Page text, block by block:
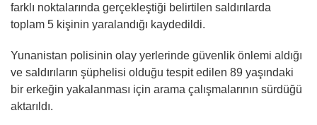
farklı noktalarında gerçekleştiği belirtilen saldırılarda
toplam 5 kişinin yaralandığı kaydedildi.
Yunanistan polisinin olay yerlerinde güvenlik önlemi aldığı
ve saldırıların şüphelisi olduğu tespit edilen 89 yaşındaki
bir erkeğin yakalanması için arama çalışmalarının sürdüğü
aktarıldı.